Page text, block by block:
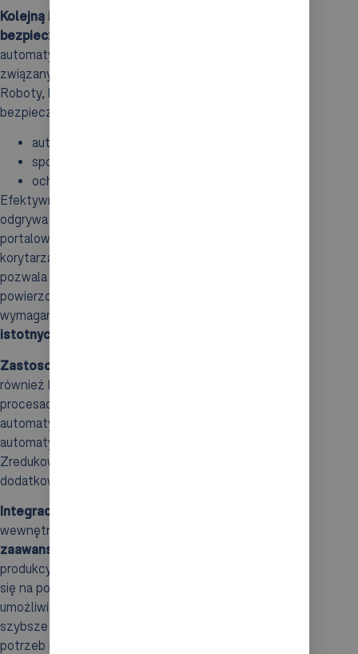
Kolejną istotną korzyścią
bezpieczeństwa
automatyzacji znacznie spada ryzyko wypadków
związanych z zadaniami wykonywanymi ręcznie.
Roboty, które są wyposażone w nowoczesne funkcje
bezpieczeństwa, takie jak:
automatyczne zatrzymanie przy zagrożeniu,
spowolnienie tempa pracy,
ochrona operatorów.
Efektywne wykorzystanie
odgrywa kluczową rolę w funkcjonowaniu firm. Roboty
portalowe z powodzeniem operują w wąskich
korytarzach i wspierają procesy paletyzacji, co
pozwala na lepsze zagospodarowanie dostępnej
powierzchni. W rezultacie zmniejsza się areał
wymagany do składowania towarów, co prowadzi do
istotnych oszczędności
Zastosowanie robotów portalowych
również błędy ludzkie, co jest niezmiernie ważne w
procesach produkcyjnych. Zintegrowane systemy
automatyki są wyjątkowo niezawodne i umożliwiają
automatyczne monitorowanie jakości produkcji.
Zredukowanie potrzeby nadzoru ze strony ludzi
dodatkowo zwiększa
Integracja robotów
wewnętrznego oraz automatyki maszyn prowadzi do
zaawansowanej mechanizacji
produkcyjnych. Takie holistyczne podejście przekłada
się na podwyższenie standardów operacyjnych,
umożliwiając firmom osiąganie
szybsze dostosowywanie się do zmieniających się
potrzeb rynku.